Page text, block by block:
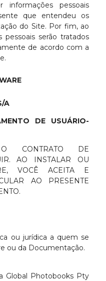
pessoais
que entendeu os
do Site. Por fim, ao
serão tratados
de acordo com a
A
DE USUÁRIO-
O CONTRATO DE
AO INSTALAR OU
VOCÊ ACEITA E
AO PRESENTE
ou jurídica a quem se
ou da Documentação.
Global Photobooks Pty